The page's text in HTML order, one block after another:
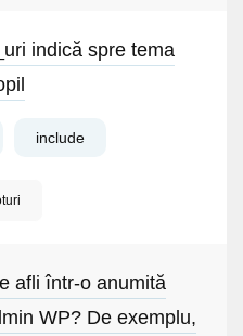
indică spre tema
include
afli într-o anumită
WP? De exemplu,